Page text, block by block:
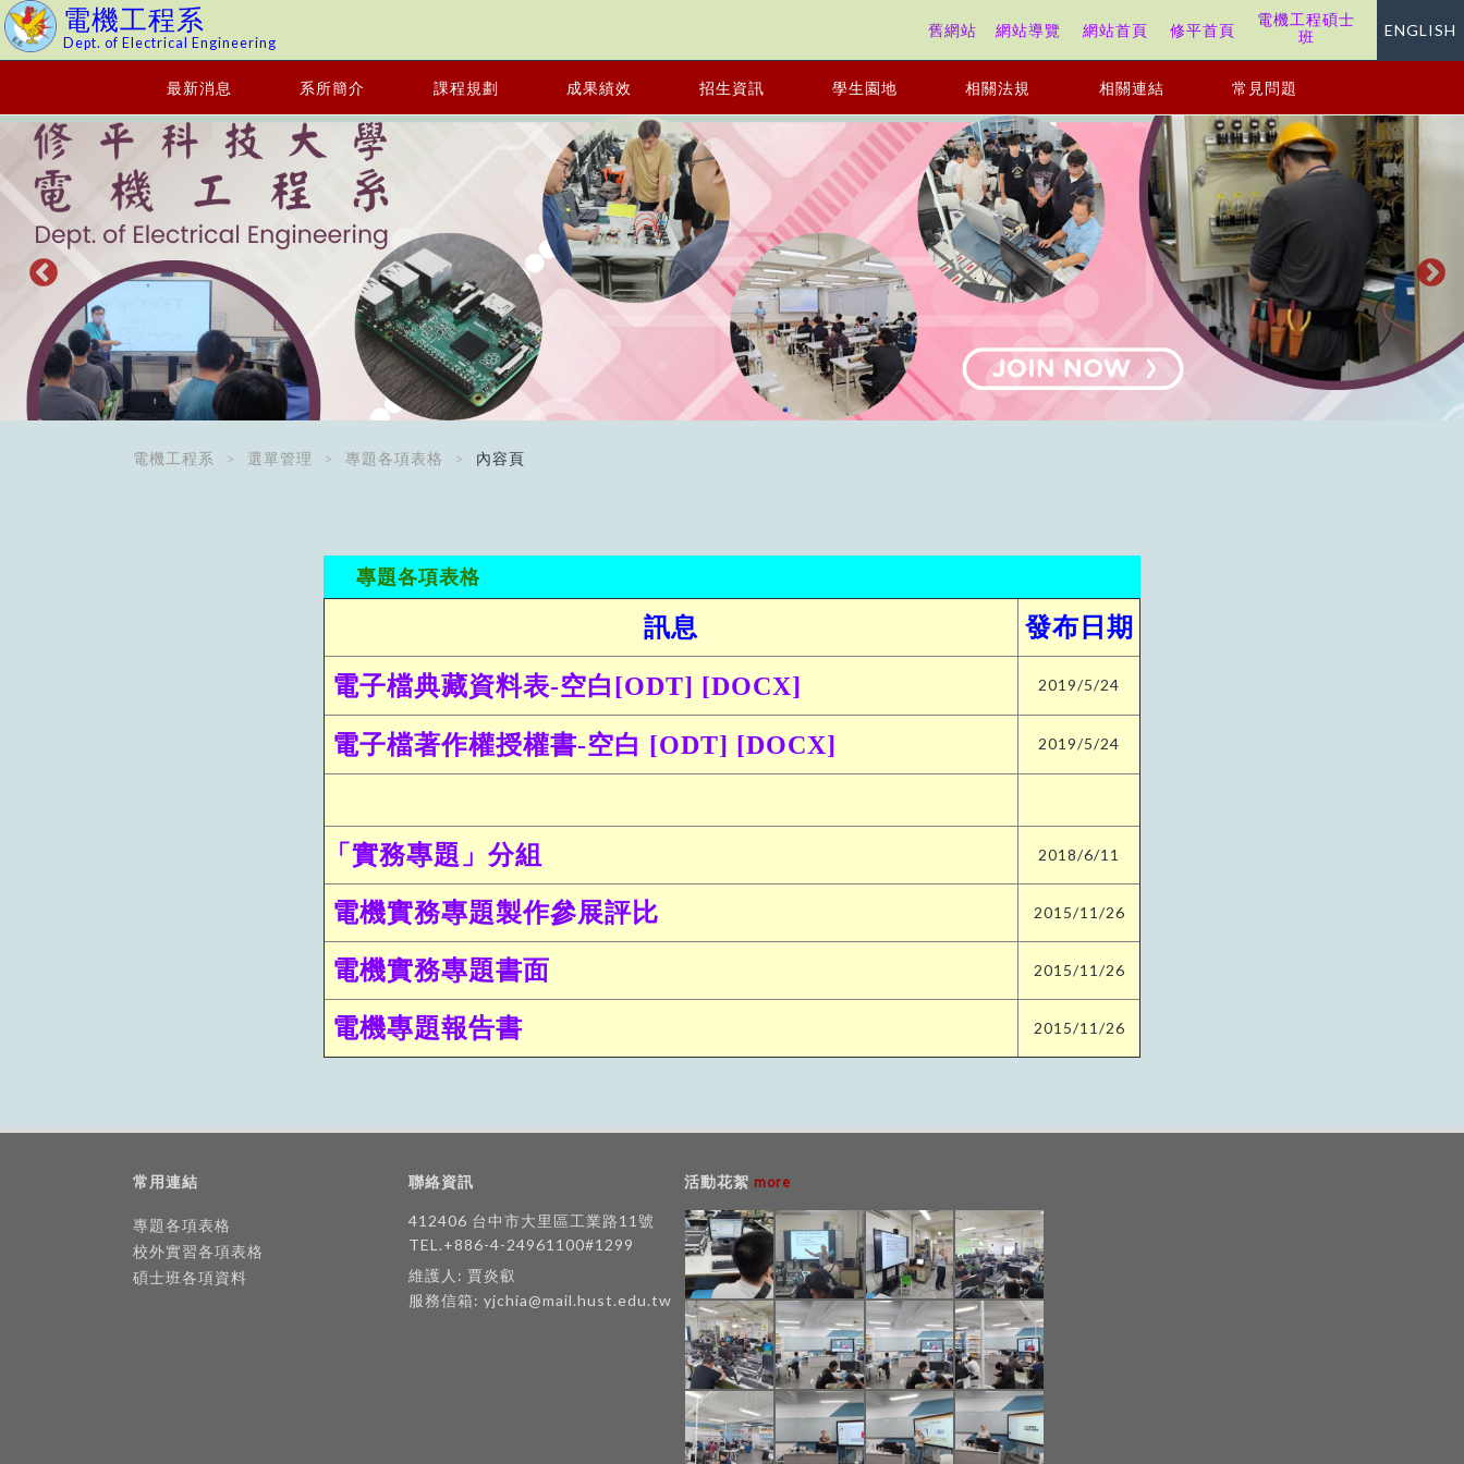
電機工程系
Dept. of Electrical Engineering
舊網站 網站導覽 網站首頁 修平首頁
電機工程碩士
班
ENGLISH
最新消息 系所簡介 課程規劃 成果績效 招生資訊 學生園地 相關法規 相關連結 常見問題
電機工程系 選單管理 專題各項表格 內容頁
專題各項表格
訊息 發布日期
電子檔典藏資料表-空白[ODT] [DOCX] 2019/5/24
電子檔著作權授權書-空白 [ODT] [DOCX] 2019/5/24
「實務專題」分組 2018/6/11
電機實務專題製作參展評比 2015/11/26
電機實務專題書面 2015/11/26
電機專題報告書 2015/11/26
常用連結
專題各項表格
校外實習各項表格
碩士班各項資料
聯絡資訊
412406 台中市大里區工業路11號
TEL.+886-4-24961100#1299
維護人: 賈炎叡
服務信箱: yjchia@mail.hust.edu.tw
活動花絮 more